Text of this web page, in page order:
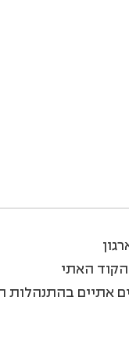
האתי
אתיים בהתנהלות